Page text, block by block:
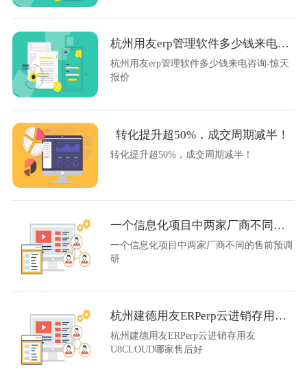
杭州用友erp管理软件多少钱来电咨询-惊天报价
杭州用友erp管理软件多少钱来电咨询-惊天
报价
转化提升超50%，成交周期减半！
转化提升超50%，成交周期减半！
一个信息化项目中两家厂商不同的售前预调研
一个信息化项目中两家厂商不同的售前预调
研
杭州建德用友ERPerp云进销存用友U8CLOUD哪家售后好
杭州建德用友ERPerp云进销存用友
U8CLOUD哪家售后好